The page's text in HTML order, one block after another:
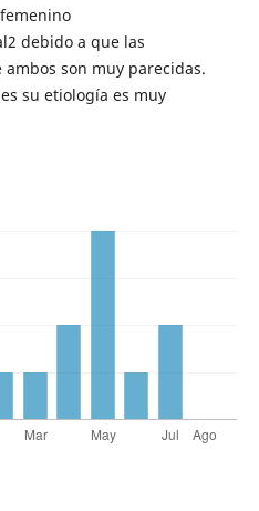
debido a que las
son muy parecidas.
su etiología es muy